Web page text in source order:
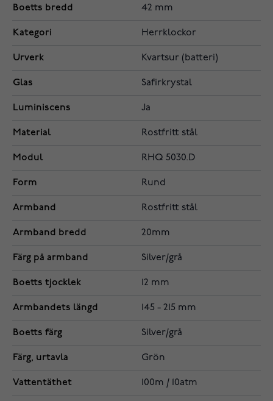
Boetts bredd 42 mm
Kategori Herrklockor
Urverk Kvartsur (batteri)
Glas Safirkrystal
Luminiscens Ja
Material Rostfritt stål
Modul RHQ 5030.D
Form Rund
Armband Rostfritt stål
Armband bredd 20mm
Färg på armband Silver/grå
Boetts tjocklek 12 mm
Armbandets längd 145 - 215 mm
Boetts färg Silver/grå
Färg, urtavla Grön
Vattentäthet 100m / 10atm